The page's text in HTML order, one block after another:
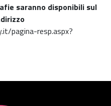
saranno disponibili sul
pagina-resp.aspx?